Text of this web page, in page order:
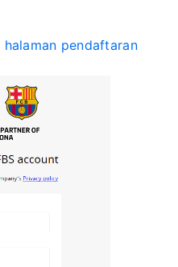
halaman pendaftaran